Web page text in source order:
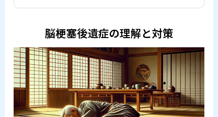
脳梗塞後遺症の理解と対策